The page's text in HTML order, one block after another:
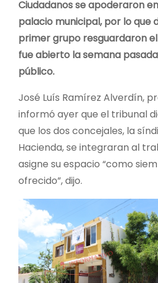
Ciudadanos se apoderaron
palacio municipal, por lo que
primer grupo resguardaron
fue abierto la semana
público.
José Luís Ramírez Alverdín,
informó ayer que el tribunal
que los dos concejales, la
Hacienda, se integraran al
asigne su espacio “como
ofrecido”, dijo.